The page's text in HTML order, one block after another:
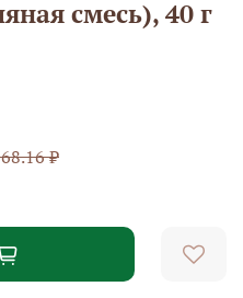
смесь), 40 г
₽